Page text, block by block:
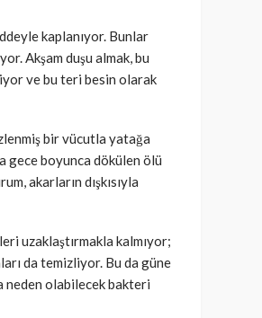
kaplanıyor. Bunlar
Akşam duşu almak, bu
ve bu teri besin olarak
bir vücutla yatağa
gece boyunca dökülen ölü
akarların dışkısıyla
uzaklaştırmakla kalmıyor;
da temizliyor. Bu da güne
neden olabilecek bakteri